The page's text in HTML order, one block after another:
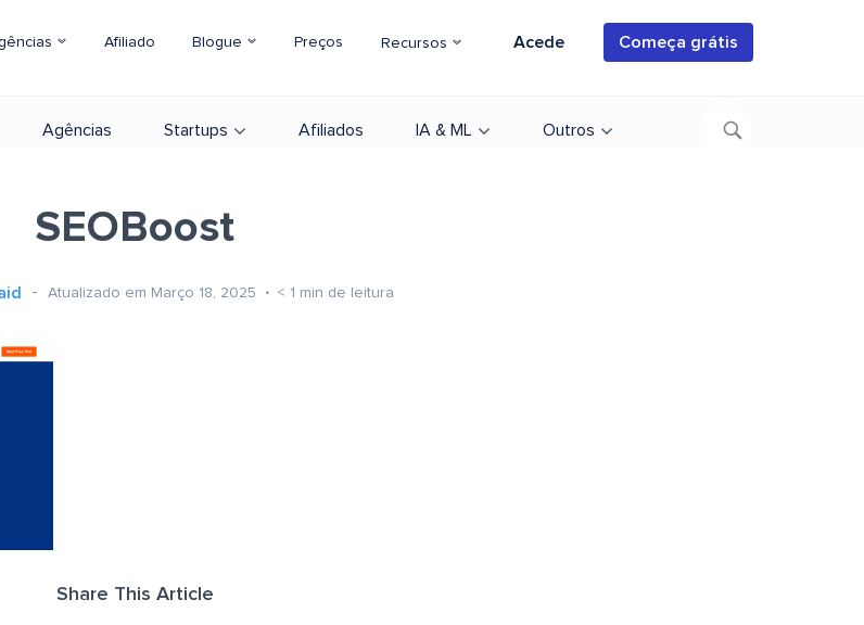
Afiliado Blogue Preços Recursos Acede Começa grátis
Agências Startups Afiliados IA & ML Outros
SEOBoost
Atualizado em Março 18, 2025 < 1 min de leitura
Share This Article